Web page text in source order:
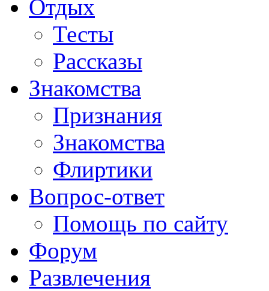
Отдых
Тесты
Рассказы
Знакомства
Признания
Знакомства
Флиртики
Вопрос-ответ
Помощь по сайту
Форум
Развлечения